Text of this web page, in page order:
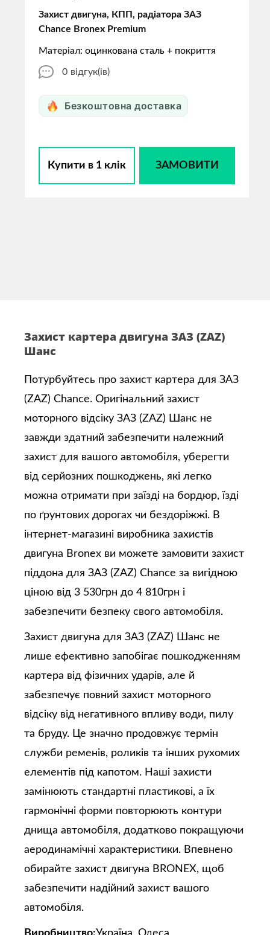
Захист двигуна, КПП, радіатора ЗАЗ
Chance Bronex Premium
Матеріал: оцинкована сталь + покриття
0 відгук(ів)
Безкоштовна доставка
Купити в 1 клік ЗАМОВИТИ
Захист картера двигуна ЗАЗ (ZAZ)
Шанс
Потурбуйтесь про захист картера для ЗАЗ
(ZAZ) Chance. Оригінальний захист
моторного відсіку ЗАЗ (ZAZ) Шанс не
завжди здатний забезпечити належний
захист для вашого автомобіля, уберегти
від серйозних пошкоджень, які легко
можна отримати при заїзді на бордюр, їзді
по ґрунтових дорогах чи бездоріжжі. В
інтернет-магазині виробника захистів
двигуна Bronex ви можете замовити захист
піддона для ЗАЗ (ZAZ) Chance за вигідною
ціною від 3 530грн до 4 810грн і
забезпечити безпеку свого автомобіля.
Захист двигуна для ЗАЗ (ZAZ) Шанс не
лише ефективно запобігає пошкодженням
картера від фізичних ударів, але й
забезпечує повний захист моторного
відсіку від негативного впливу води, пилу
та бруду. Це значно продовжує термін
служби ременів, роликів та інших рухомих
елементів під капотом. Наші захисти
замінюють стандартні пластикові, а їх
гармонічні форми повторюють контури
днища автомобіля, додатково покращуючи
аеродинамічні характеристики. Впевнено
обирайте захист двигуна BRONEX, щоб
забезпечити надійний захист вашого
автомобіля.